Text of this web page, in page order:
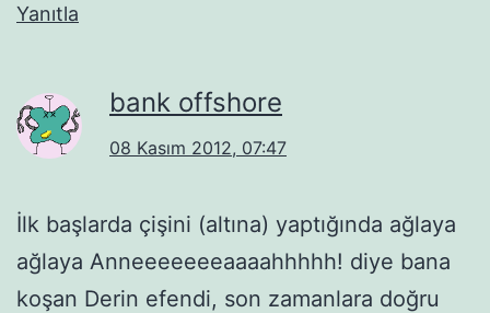
Yanıtla
bank offshore
08 Kasım 2012, 07:47
İlk başlarda çişini (altına) yaptığında ağlaya
ağlaya Anneeeeeeeaaaahhhhh! diye bana
koşan Derin efendi, son zamanlara doğru